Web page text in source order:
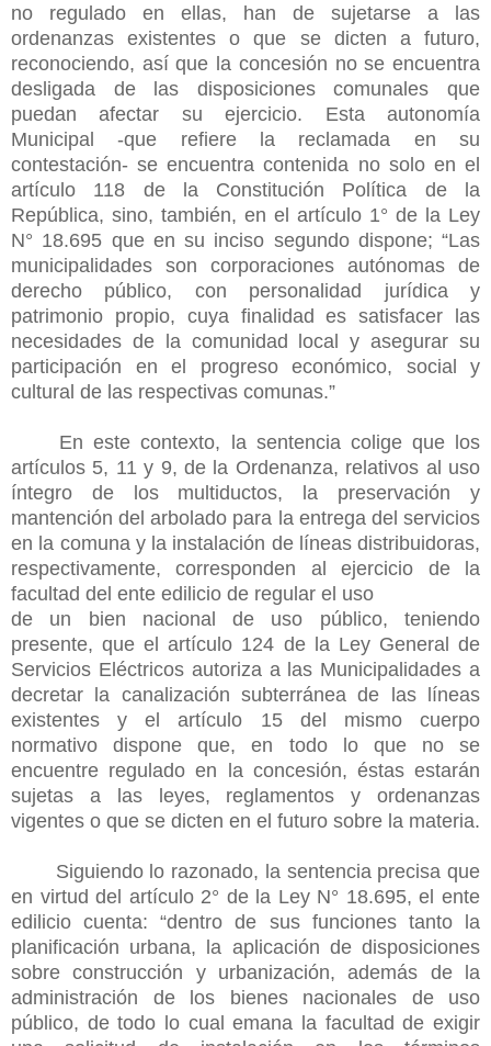
no regulado en ellas, han de sujetarse a las
ordenanzas existentes o que se dicten a futuro,
reconociendo, así que la concesión no se encuentra
desligada de las disposiciones comunales que
puedan afectar su ejercicio. Esta autonomía
Municipal -que refiere la reclamada en su
contestación- se encuentra contenida no solo en el
artículo 118 de la Constitución Política de la
República, sino, también, en el artículo 1° de la Ley
N° 18.695 que en su inciso segundo dispone; “Las
municipalidades son corporaciones autónomas de
derecho público, con personalidad jurídica y
patrimonio propio, cuya finalidad es satisfacer las
necesidades de la comunidad local y asegurar su
participación en el progreso económico, social y
cultural de las respectivas comunas.”
En este contexto, la sentencia colige que los
artículos 5, 11 y 9, de la Ordenanza, relativos al uso
íntegro de los multiductos, la preservación y
mantención del arbolado para la entrega del servicios
en la comuna y la instalación de líneas distribuidoras,
respectivamente, corresponden al ejercicio de la
facultad del ente edilicio de regular el uso
de un bien nacional de uso público, teniendo
presente, que el artículo 124 de la Ley General de
Servicios Eléctricos autoriza a las Municipalidades a
decretar la canalización subterránea de las líneas
existentes y el artículo 15 del mismo cuerpo
normativo dispone que, en todo lo que no se
encuentre regulado en la concesión, éstas estarán
sujetas a las leyes, reglamentos y ordenanzas
vigentes o que se dicten en el futuro sobre la materia.
Siguiendo lo razonado, la sentencia precisa que
en virtud del artículo 2° de la Ley N° 18.695, el ente
edilicio cuenta: “dentro de sus funciones tanto la
planificación urbana, la aplicación de disposiciones
sobre construcción y urbanización, además de la
administración de los bienes nacionales de uso
público, de todo lo cual emana la facultad de exigir